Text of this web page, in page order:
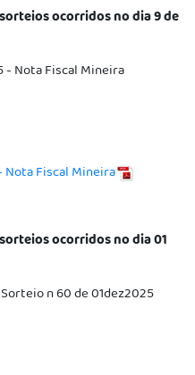
ocorridos no dia 9 de
- Nota Fiscal Mineira
Nota Fiscal Mineira
ocorridos no dia 01
n 60 de 01dez2025